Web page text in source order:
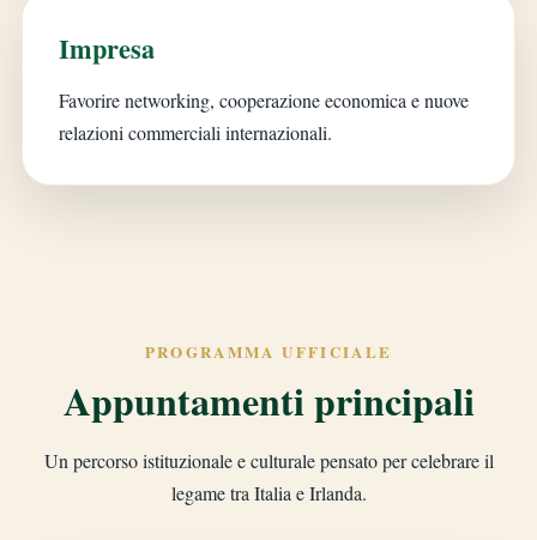
Impresa
Favorire networking, cooperazione economica e nuove
relazioni commerciali internazionali.
PROGRAMMA UFFICIALE
Appuntamenti principali
Un percorso istituzionale e culturale pensato per celebrare il
legame tra Italia e Irlanda.